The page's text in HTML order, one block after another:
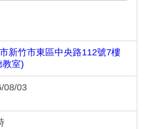
新竹市東區中央路112號7樓
教室)
08/03